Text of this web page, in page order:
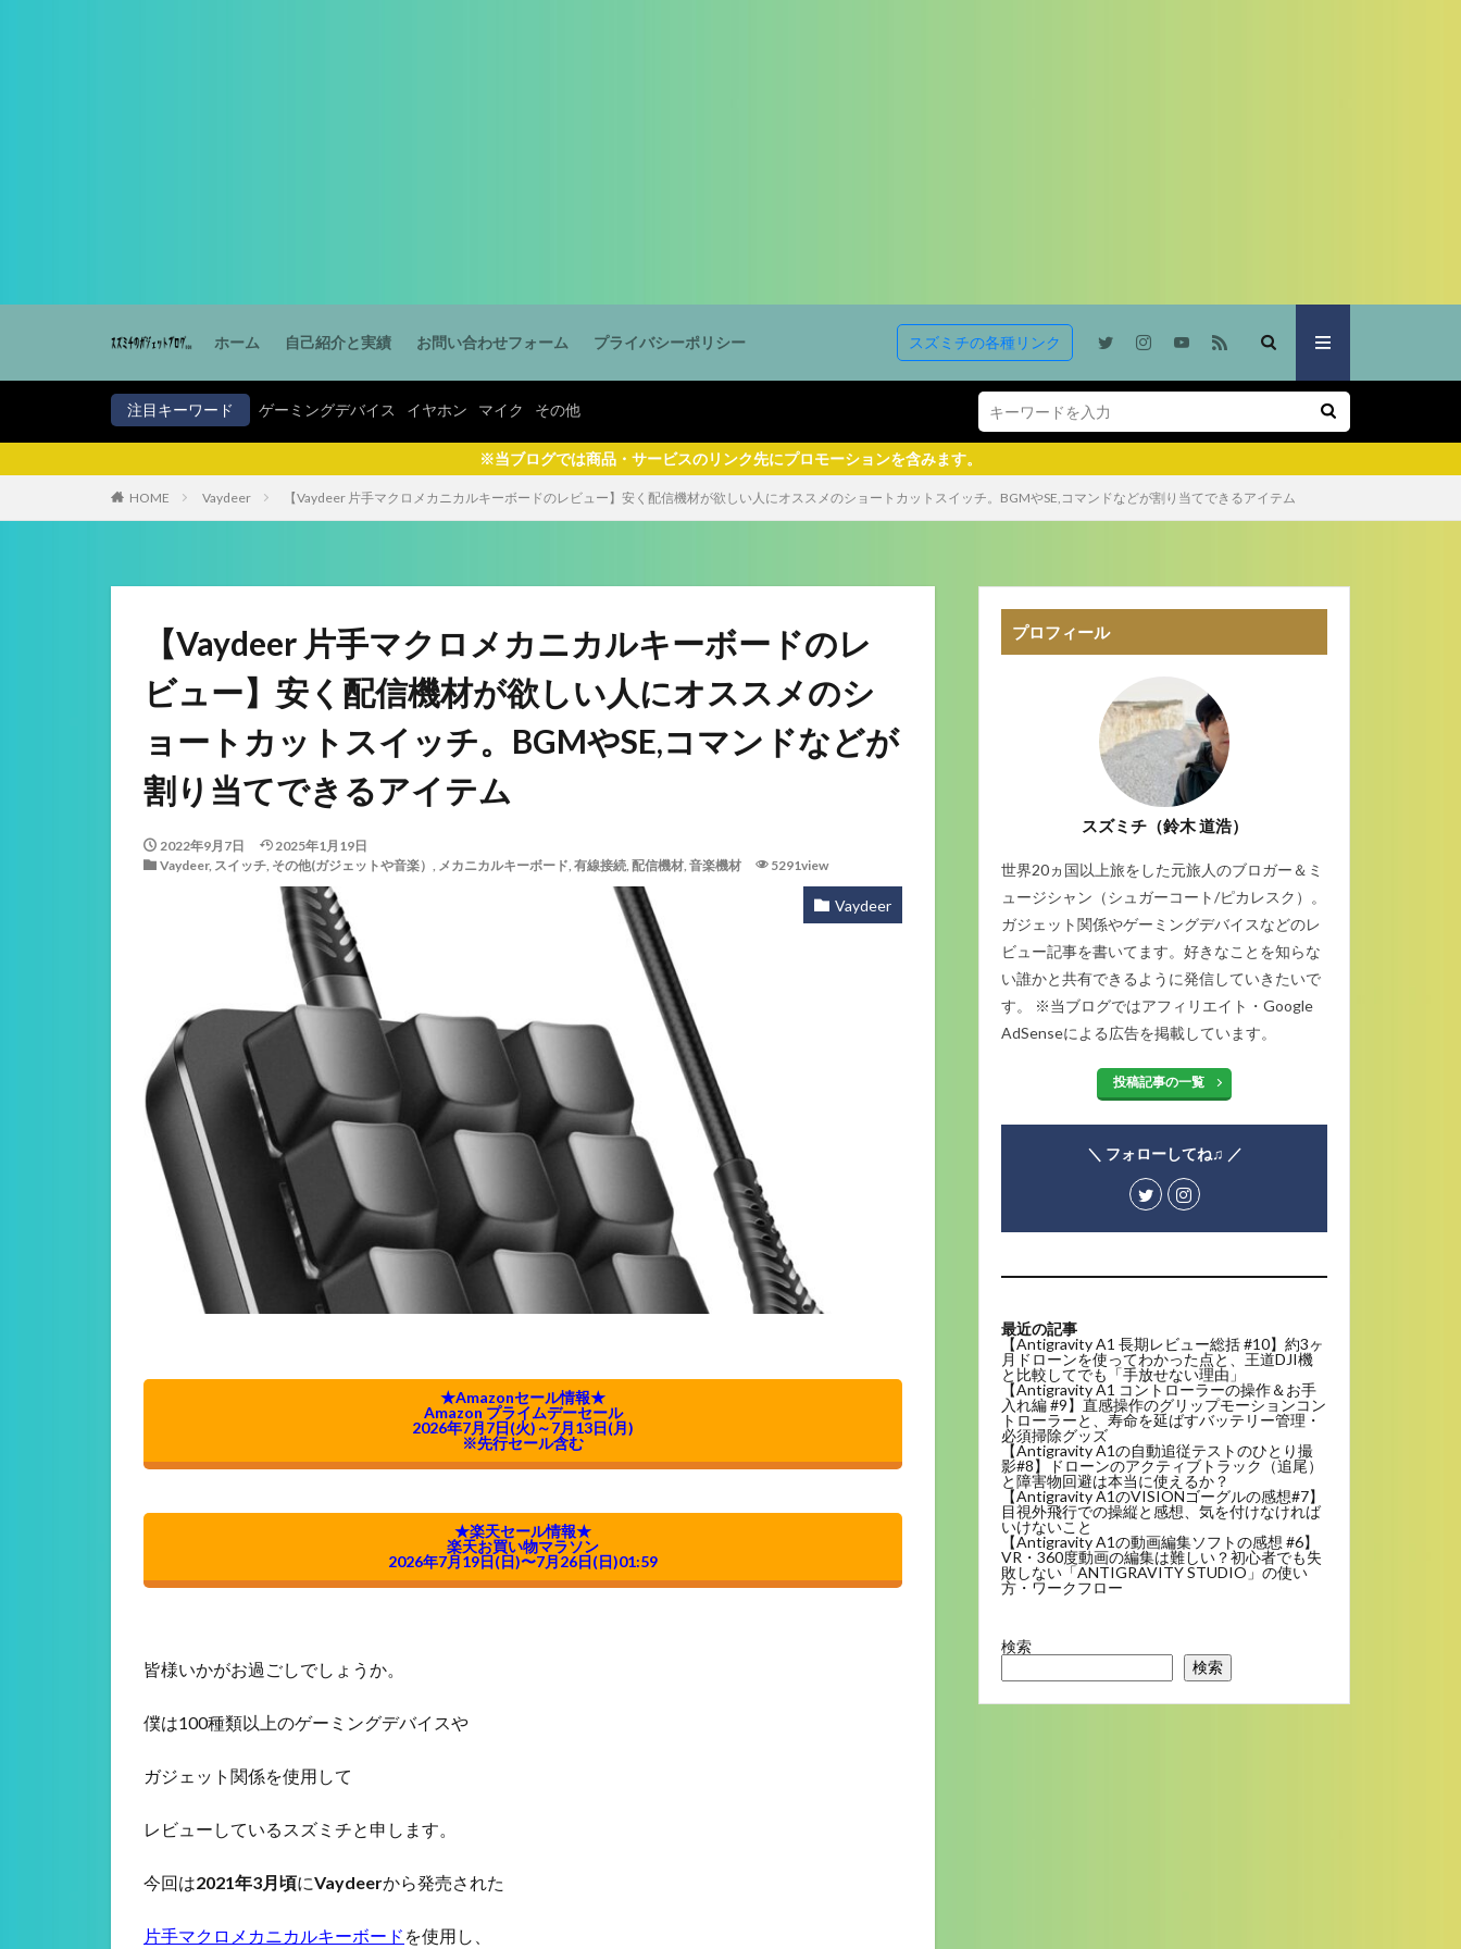
ホーム 自己紹介と実績 お問い合わせフォーム プライバシーポリシー スズミチの各種リンク
注目キーワード ゲーミングデバイス イヤホン マイク その他
※当ブログでは商品・サービスのリンク先にプロモーションを含みます。
HOME Vaydeer 【Vaydeer 片手マクロメカニカルキーボードのレビュー】安く配信機材が欲しい人にオススメのショートカットスイッチ。BGMやSE,コマンドなどが割り当てできるアイテム
【Vaydeer 片手マクロメカニカルキーボードのレ
ビュー】安く配信機材が欲しい人にオススメのシ
ョートカットスイッチ。BGMやSE,コマンドなどが
割り当てできるアイテム
2022年9月7日
2025年1月19日
Vaydeer, スイッチ, その他(ガジェットや音楽） , メカニカルキーボード, 有線接続, 配信機材, 音楽機材 5291view
Vaydeer
★Amazonセール情報★
Amazon プライムデーセール
2026年7月7日(火)～7月13日(月)
※先行セール含む
★楽天セール情報★
楽天お買い物マラソン
2026年7月19日(日)〜7月26日(日)01:59
皆様いかがお過ごしでしょうか。
僕は100種類以上のゲーミングデバイスや
ガジェット関係を使用して
レビューしているスズミチと申します。
今回は2021年3月頃にVaydeerから発売された
片手マクロメカニカルキーボード を使用し、
プロフィール
スズミチ（鈴木 道浩）
世界20ヵ国以上旅をした元旅人のブロガー＆ミ
ュージシャン（シュガーコート/ピカレスク）。
ガジェット関係やゲーミングデバイスなどのレ
ビュー記事を書いてます。好きなことを知らな
い誰かと共有できるように発信していきたいで
す。 ※当ブログではアフィリエイト・Google
AdSenseによる広告を掲載しています。
投稿記事の一覧
＼ フォローしてね♫ ／
最近の記事
【Antigravity A1 長期レビュー総括 #10】約3ヶ
月ドローンを使ってわかった点と、王道DJI機
と比較してでも「手放せない理由」
【Antigravity A1 コントローラーの操作＆お手
入れ編 #9】直感操作のグリップモーションコン
トローラーと、寿命を延ばすバッテリー管理・
必須掃除グッズ
【Antigravity A1の自動追従テストのひとり撮
影#8】ドローンのアクティブトラック（追尾）
と障害物回避は本当に使えるか？
【Antigravity A1のVISIONゴーグルの感想#7】
目視外飛行での操縦と感想、気を付けなければ
いけないこと
【Antigravity A1の動画編集ソフトの感想 #6】
VR・360度動画の編集は難しい？初心者でも失
敗しない「ANTIGRAVITY STUDIO」の使い
方・ワークフロー
検索
検索